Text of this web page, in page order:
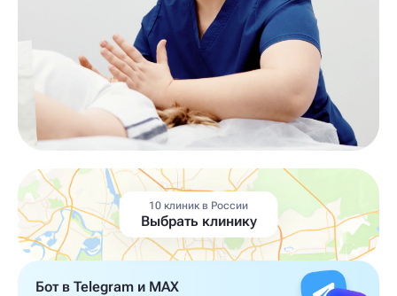
10 клиник в России
Выбрать клинику
Бот в Telegram и MAX